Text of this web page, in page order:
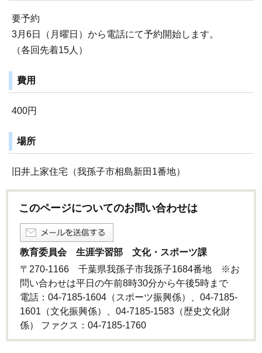
要予約
3月6日（月曜日）から電話にて予約開始します。
（各回先着15人）
費用
400円
場所
旧井上家住宅（我孫子市相島新田1番地）
このページについてのお問い合わせは
教育委員会 生涯学習部 文化・スポーツ課
〒270-1166 千葉県我孫子市我孫子1684番地 ※お
問い合わせは平日の午前8時30分から午後5時まで
電話：04-7185-1604（スポーツ振興係）、04-7185-
1601（文化振興係）、04-7185-1583（歴史文化財
係） ファクス：04-7185-1760